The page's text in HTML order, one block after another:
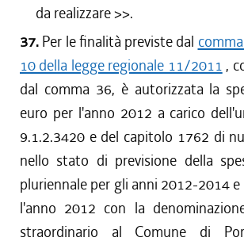
da realizzare>>.
37. Per le finalità previste dal
10 della legge regionale 11/2011 ,
dal comma 36, è autorizzata la
euro per l'anno 2012 a carico
9.1.2.3420 e del capitolo 1762 di
nello stato di previsione della
pluriennale per gli anni 2012-2014
l'anno 2012 con la
straordinario al Comune di